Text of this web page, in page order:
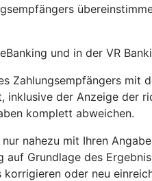
und in der VR
Zahlungsempfängers mit
der Anzeige der
komplett abweichen.
nahezu mit Ihren
auf Grundlage des
oder neu